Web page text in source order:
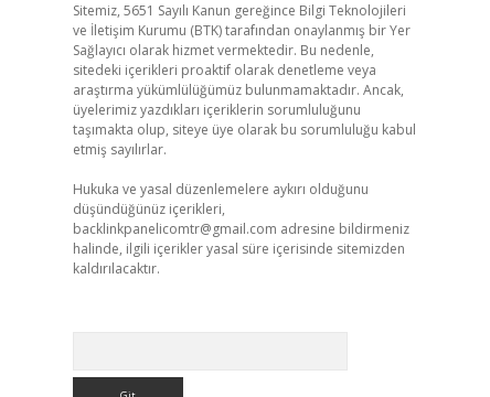
Sitemiz, 5651 Sayılı Kanun gereğince Bilgi Teknolojileri
ve İletişim Kurumu (BTK) tarafından onaylanmış bir Yer
Sağlayıcı olarak hizmet vermektedir. Bu nedenle,
sitedeki içerikleri proaktif olarak denetleme veya
araştırma yükümlülüğümüz bulunmamaktadır. Ancak,
üyelerimiz yazdıkları içeriklerin sorumluluğunu
taşımakta olup, siteye üye olarak bu sorumluluğu kabul
etmiş sayılırlar.
Hukuka ve yasal düzenlemelere aykırı olduğunu
düşündüğünüz içerikleri,
backlinkpanelicomtr@gmail.com adresine bildirmeniz
halinde, ilgili içerikler yasal süre içerisinde sitemizden
kaldırılacaktır.